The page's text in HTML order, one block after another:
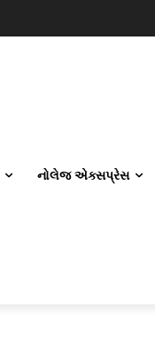
નોલેજ એક્સપ્રેસ